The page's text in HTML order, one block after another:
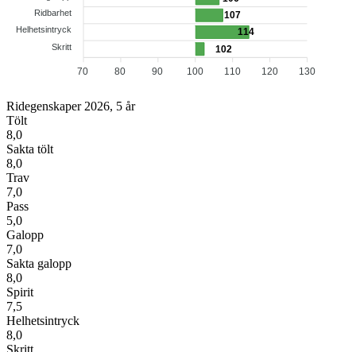
107
114
102
Ridbarhet
Helhetsintryck
Skritt
130
120
110
100
90
80
70
Ridegenskaper 2026, 5 år
Tölt
8,0
Sakta tölt
8,0
Trav
7,0
Pass
5,0
Galopp
7,0
Sakta galopp
8,0
Spirit
7,5
Helhetsintryck
8,0
Skritt